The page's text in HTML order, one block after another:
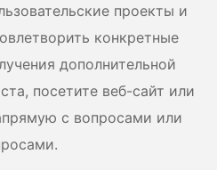
проекты и
конкретные
дополнительной
посетите веб-сайт или
с вопросами или